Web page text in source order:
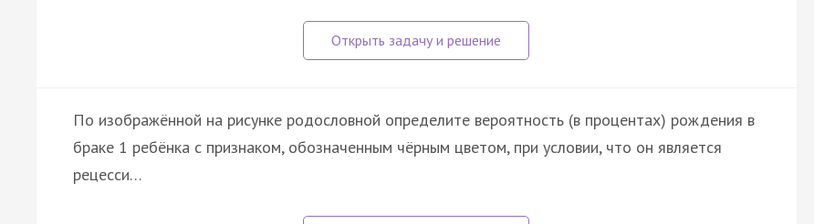
По изображённой на рисунке родословной определите вероятность (в процентах) рождения в
браке 1 ребёнка с признаком, обозначенным чёрным цветом, при условии, что он является
рецесси…